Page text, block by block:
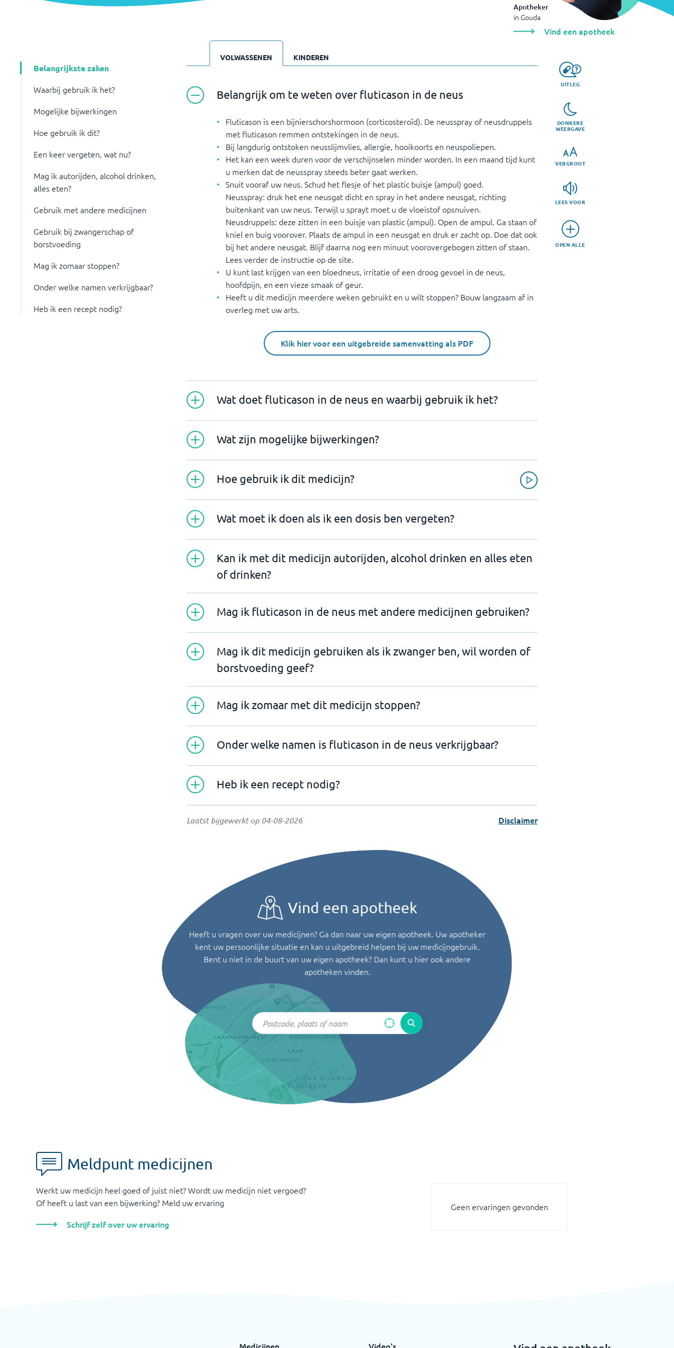
Apotheker
in Gouda
Vind een apotheek
Belangrijkste zaken
Waarbij gebruik ik het?
Mogelijke bijwerkingen
Hoe gebruik ik dit?
Een keer vergeten, wat nu?
Mag ik autorijden, alcohol drinken,
alles eten?
Gebruik met andere medicijnen
Gebruik bij zwangerschap of
borstvoeding
Mag ik zomaar stoppen?
Onder welke namen verkrijgbaar?
Heb ik een recept nodig?
UITLEG
DONKERE
WEERGAVE
VERGROOT
LEES VOOR
OPEN ALLE
VOLWASSENEN KINDEREN
Belangrijk om te weten over fluticason in de neus
Fluticason is een bijnierschorshormoon (corticosteroïd). De neusspray of neusdruppels
met fluticason remmen ontstekingen in de neus.
Bij langdurig ontstoken neusslijmvlies, allergie, hooikoorts en neuspoliepen.
Het kan een week duren voor de verschijnselen minder worden. In een maand tijd kunt
u merken dat de neusspray steeds beter gaat werken.
Snuit vooraf uw neus. Schud het flesje of het plastic buisje (ampul) goed.
Neusspray: druk het ene neusgat dicht en spray in het andere neusgat, richting
buitenkant van uw neus. Terwijl u sprayt moet u de vloeistof opsnuiven.
Neusdruppels: deze zitten in een buisje van plastic (ampul). Open de ampul. Ga staan of
kniel en buig voorover. Plaats de ampul in een neusgat en druk er zacht op. Doe dat ook
bij het andere neusgat. Blijf daarna nog een minuut voorovergebogen zitten of staan.
Lees verder de instructie op de site.
U kunt last krijgen van een bloedneus, irritatie of een droog gevoel in de neus,
hoofdpijn, en een vieze smaak of geur.
Heeft u dit medicijn meerdere weken gebruikt en u wilt stoppen? Bouw langzaam af in
overleg met uw arts.
Klik hier voor een uitgebreide samenvatting als PDF
Wat doet fluticason in de neus en waarbij gebruik ik het?
Wat zijn mogelijke bijwerkingen?
Hoe gebruik ik dit medicijn?
Wat moet ik doen als ik een dosis ben vergeten?
Kan ik met dit medicijn autorijden, alcohol drinken en alles eten
of drinken?
Mag ik fluticason in de neus met andere medicijnen gebruiken?
Mag ik dit medicijn gebruiken als ik zwanger ben, wil worden of
borstvoeding geef?
Mag ik zomaar met dit medicijn stoppen?
Onder welke namen is fluticason in de neus verkrijgbaar?
Heb ik een recept nodig?
Laatst bijgewerkt op 04-08-2026 Disclaimer
Vind een apotheek
Heeft u vragen over uw medicijnen? Ga dan naar uw eigen apotheek. Uw apotheker
kent uw persoonlijke situatie en kan u uitgebreid helpen bij uw medicijngebruik.
Bent u niet in de buurt van uw eigen apotheek? Dan kunt u hier ook andere
apotheken vinden.
Meldpunt medicijnen
Werkt uw medicijn heel goed of juist niet? Wordt uw medicijn niet vergoed?
Of heeft u last van een bijwerking? Meld uw ervaring
Schrijf zelf over uw ervaring
Geen ervaringen gevonden